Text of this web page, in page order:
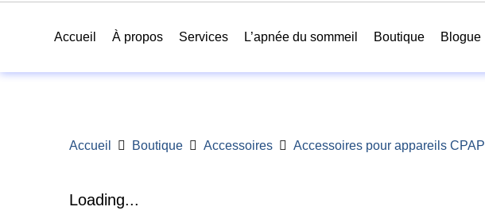
Accueil À propos Services L’apnée du sommeil Boutique Blogue
Accueil Boutique Accessoires Accessoires pour appareils CPAP
Loading...